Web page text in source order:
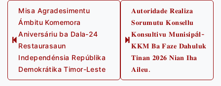
Post
navigation
Previous
post:
Misa Agradesimentu
Ámbitu Komemora
Aniversáriu ba Dala-24
Restaurasaun
Independénsia Repúblika
Demokrátika Timor-Leste
Next
post:
𝐀𝐮𝐭𝐨𝐫𝐢𝐝𝐚𝐝𝐞 𝐑𝐞𝐚𝐥𝐢𝐳𝐚
𝐒𝐨𝐫𝐮𝐦𝐮𝐭𝐮 𝐊𝐨𝐧𝐬𝐞𝐥𝐥𝐮
𝐊𝐨𝐧𝐬𝐮𝐥𝐭𝐢𝐯𝐮 𝐌𝐮𝐧𝐢𝐬𝐢𝐩á𝐥-
𝐊𝐊𝐌 𝐁𝐚 𝐅𝐚𝐳𝐞 𝐃𝐚𝐡𝐮𝐥𝐮𝐤
𝐓𝐢𝐧𝐚𝐧 𝟐𝟎𝟐𝟔 𝐍𝐢𝐚𝐧 𝐈𝐡𝐚
𝐀𝐢𝐥𝐞𝐮.